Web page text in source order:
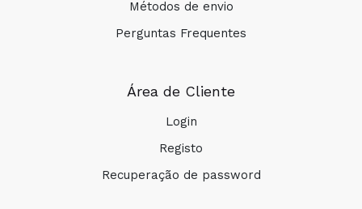
Métodos de envio
Perguntas Frequentes
Área de Cliente
Login
Registo
Recuperação de password